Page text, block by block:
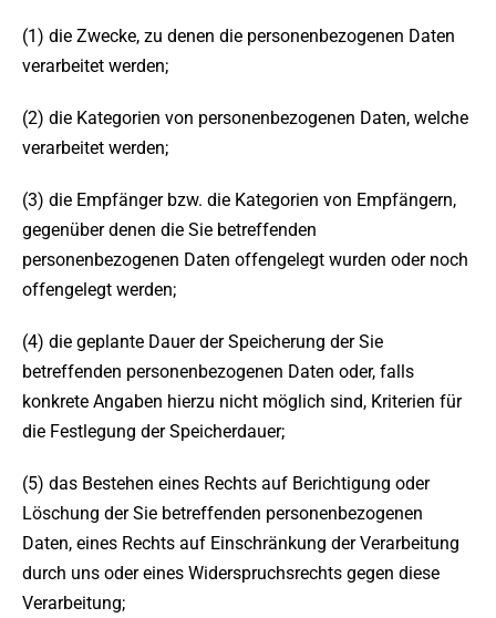
(1) die Zwecke, zu denen die personenbezogenen Daten
verarbeitet werden;
(2) die Kategorien von personenbezogenen Daten, welche
verarbeitet werden;
(3) die Empfänger bzw. die Kategorien von Empfängern,
gegenüber denen die Sie betreffenden
personenbezogenen Daten offengelegt wurden oder noch
offengelegt werden;
(4) die geplante Dauer der Speicherung der Sie
betreffenden personenbezogenen Daten oder, falls
konkrete Angaben hierzu nicht möglich sind, Kriterien für
die Festlegung der Speicherdauer;
(5) das Bestehen eines Rechts auf Berichtigung oder
Löschung der Sie betreffenden personenbezogenen
Daten, eines Rechts auf Einschränkung der Verarbeitung
durch uns oder eines Widerspruchsrechts gegen diese
Verarbeitung;